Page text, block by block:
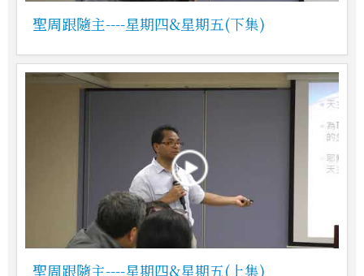
聖周跟隨主----星期四&星期五(下集)
聖周跟隨主----星期四&星期五(上集)